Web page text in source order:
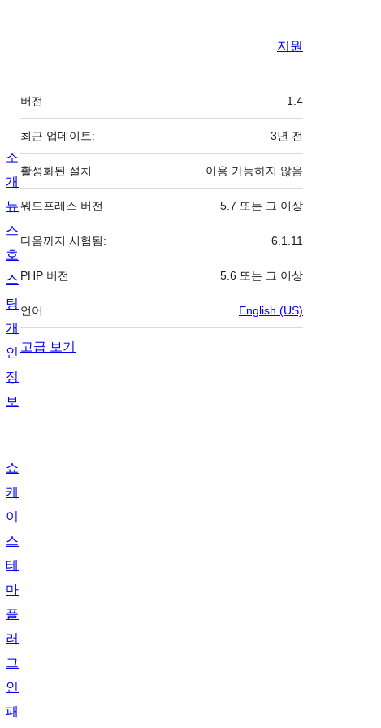
지원
기
초
버전 1.4
최근 업데이트: 3년 전
활성화된 설치 이용 가능하지 않음
워드프레스 버전 5.7 또는 그 이상
다음까지 시험됨: 6.1.11
PHP 버전 5.6 또는 그 이상
언어 English (US)
고급 보기
소
개
뉴
스
호
스
팅
개
인
정
보
쇼
케
이
스
테
마
플
러
그
인
패